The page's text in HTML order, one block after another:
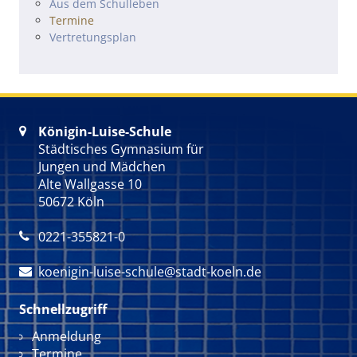
Navigation überspringen
Aus dem Schulleben
Termine
Vertretungsplan

Königin-Luise-Schule
Städtisches Gymnasium für
Jungen und Mädchen
Alte Wallgasse 10
50672 Köln
 0221-355821-0
 koenigin-luise-schule@stadt-koeln.de
Schnellzugriff
Navigation überspringen
Anmeldung